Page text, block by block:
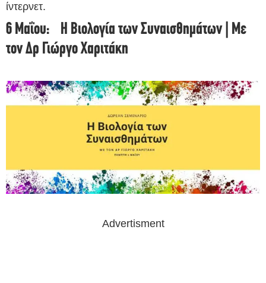
ίντερνετ.
6 Μαΐου: Η Βιολογία των Συναισθημάτων | Με
τον Δρ Γιώργο Χαριτάκη
Advertisment